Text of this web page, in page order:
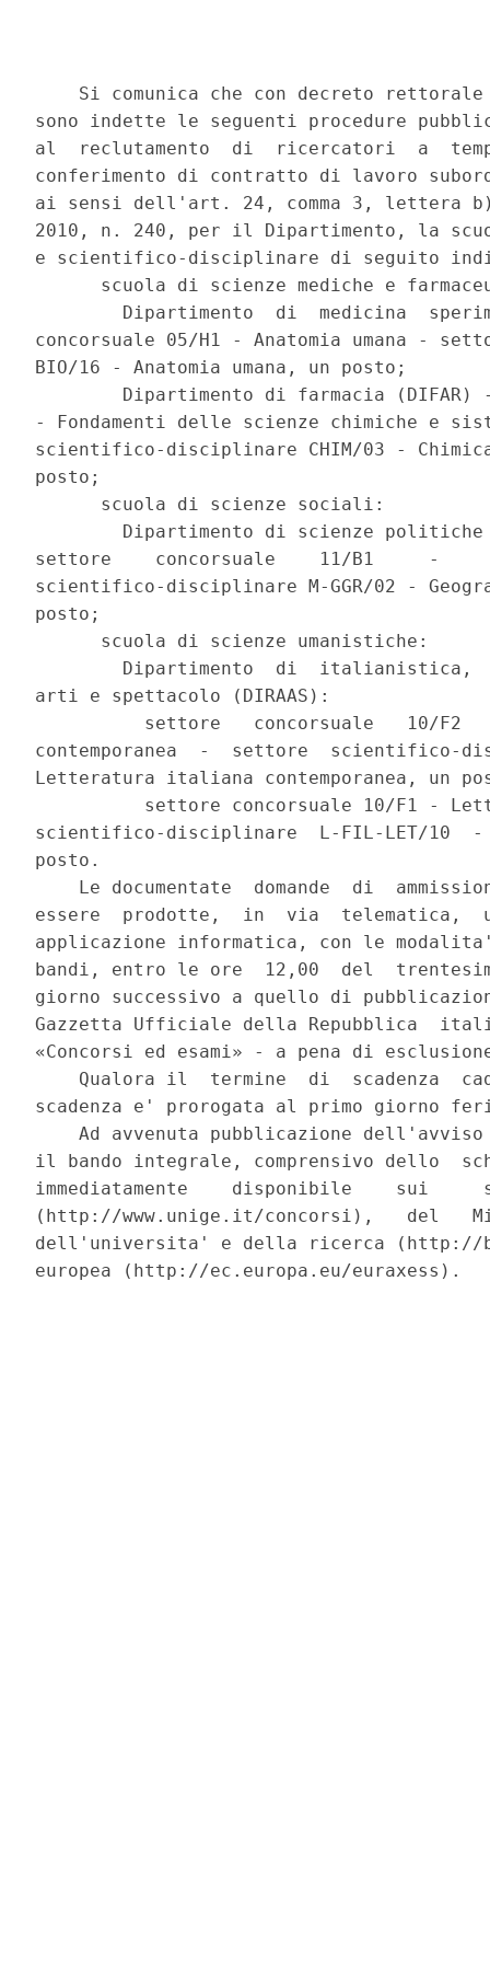
Si comunica che con decreto
sono indette le seguenti procedure
al  reclutamento  di  ricercatori  a
conferimento di contratto di lavoro
ai sensi dell'art. 24, comma 3, lettera
2010, n. 240, per il Dipartimento, la
e scientifico-disciplinare di seguito
scuola di scienze mediche e
Dipartimento  di  medicina
concorsuale 05/H1 - Anatomia umana -
BIO/16 - Anatomia umana, un posto;
Dipartimento di farmacia (DIFAR)
- Fondamenti delle scienze chimiche e
scientifico-disciplinare CHIM/03 -
posto;
      scuola di scienze sociali:
Dipartimento di scienze
settore    concorsuale    11/B1     -
scientifico-disciplinare M-GGR/02 -
posto;
      scuola di scienze umanistiche:
Dipartimento  di  italianistica,
arti e spettacolo (DIRAAS):
settore   concorsuale   10/F2
contemporanea  -  settore  scientifico-
Letteratura italiana contemporanea, un
settore concorsuale 10/F1 -
scientifico-disciplinare  L-FIL-LET/10
posto.
Le documentate  domande  di
essere  prodotte,  in  via  telematica,
applicazione informatica, con le
bandi, entro le ore  12,00  del
giorno successivo a quello di
Gazzetta Ufficiale della Repubblica
«Concorsi ed esami» - a pena di
Qualora il  termine  di  scadenza
scadenza e' prorogata al primo giorno
Ad avvenuta pubblicazione
il bando integrale, comprensivo dello
immediatamente    disponibile    sui
(http://www.unige.it/concorsi),   del
dell'universita' e della ricerca (http://
europea (http://ec.europa.eu/euraxess).